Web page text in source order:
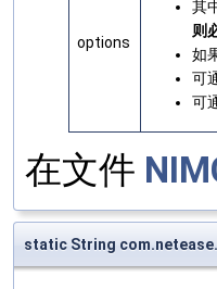
options
其
则
如
可
可
在文件
static String